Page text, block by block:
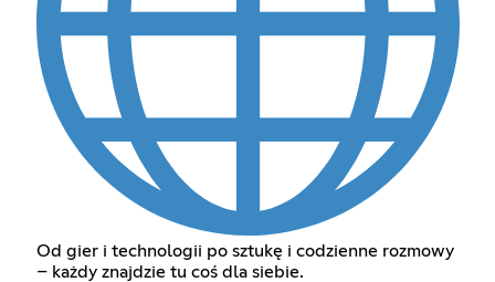
Od gier i technologii po sztukę i codzienne rozmowy
– każdy znajdzie tu coś dla siebie.